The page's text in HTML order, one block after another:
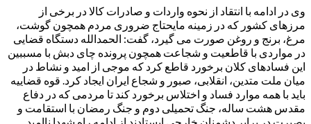
وی در ادامه با انتقاد از نحوه واردات و صادرات کالا در برخی از
مرزهای کشور که در زمینه مایحتاج ضروری مردم همچون گوشت،
مرغ، برنج و روغن صورت می گیرد، گفت: الحمدالله دستگاه قضایی
در مواردی با قاطعیت و شجاعت همچون پرونده چای دبش با مسببین
این فسادهای کلان برخورد قاطع کرد که موجی از امید و نشاط در
میان ملت متدین، انقلابی، صبور و شجاع ایران ایجاد کرد. قوه قضاییه
باید با همه موارد فساد و اختلاس برخورد کند تا مردمی که در دفاع
مقدس هشت ساله، جنگ تحمیلی دوم و جنگ رمضان با استقامت و